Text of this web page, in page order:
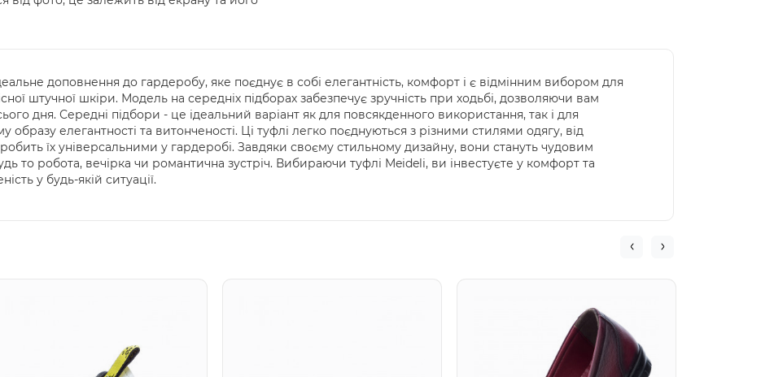
доповнення до гардеробу, яке поєднує в собі елегантність, комфорт і є відмінним вибором для
штучної шкіри. Модель на середніх підборах забезпечує зручність при ходьбі, дозволяючи вам
дня. Середні підбори - це ідеальний варіант як для повсякденного використання, так і для
образу елегантності та витонченості. Ці туфлі легко поєднуються з різними стилями одягу, від
їх універсальними у гардеробі. Завдяки своєму стильному дизайну, вони стануть чудовим
то робота, вечірка чи романтична зустріч. Вибираючи туфлі Meideli, ви інвестуєте у комфорт та
у будь-якій ситуації.